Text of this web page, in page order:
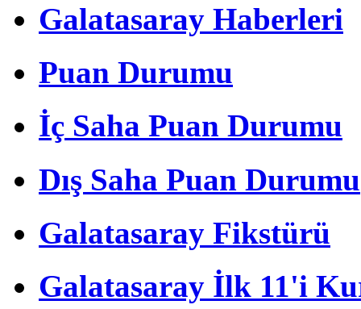
Galatasaray Haberleri
Puan Durumu
İç Saha Puan Durumu
Dış Saha Puan Durumu
Galatasaray Fikstürü
Galatasaray İlk 11'i